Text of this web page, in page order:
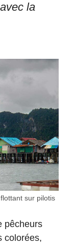
la
sur pilotis
pêcheurs
colorées,